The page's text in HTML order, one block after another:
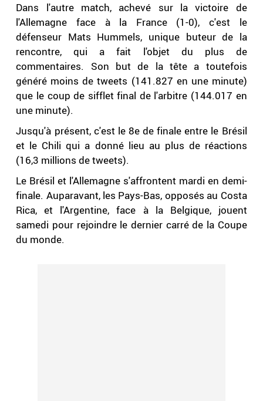
Dans l'autre match, achevé sur la victoire de
l'Allemagne face à la France (1-0), c'est le
défenseur Mats Hummels, unique buteur de la
rencontre, qui a fait l'objet du plus de
commentaires. Son but de la tête a toutefois
généré moins de tweets (141.827 en une minute)
que le coup de sifflet final de l'arbitre (144.017 en
une minute).
Jusqu'à présent, c'est le 8e de finale entre le Brésil
et le Chili qui a donné lieu au plus de réactions
(16,3 millions de tweets).
Le Brésil et l'Allemagne s'affrontent mardi en demi-
finale. Auparavant, les Pays-Bas, opposés au Costa
Rica, et l'Argentine, face à la Belgique, jouent
samedi pour rejoindre le dernier carré de la Coupe
du monde.